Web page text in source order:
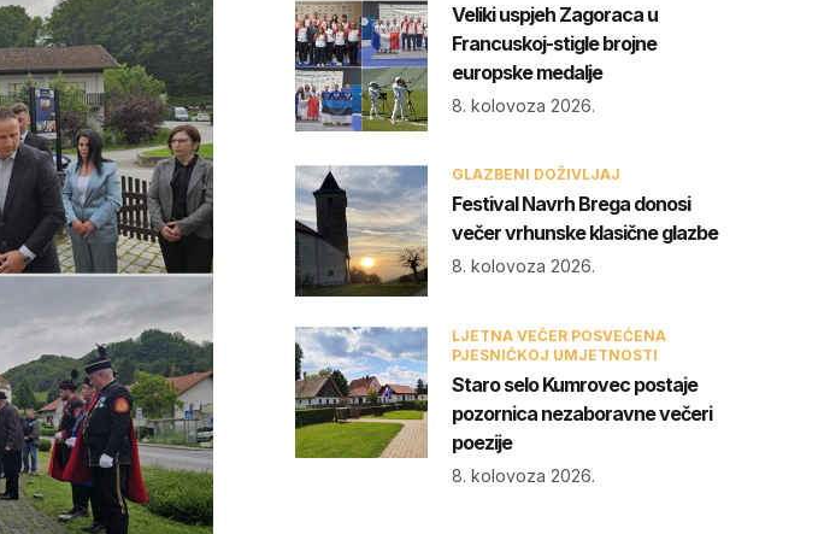
Veliki uspjeh Zagoraca u
Francuskoj-stigle brojne
europske medalje
8. kolovoza 2026.
GLAZBENI DOŽIVLJAJ
Festival Navrh Brega donosi
večer vrhunske klasične glazbe
8. kolovoza 2026.
LJETNA VEČER POSVEĆENA
PJESNIČKOJ UMJETNOSTI
Staro selo Kumrovec postaje
pozornica nezaboravne večeri
poezije
8. kolovoza 2026.